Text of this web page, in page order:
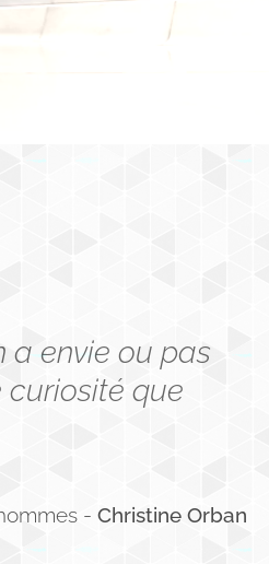
a envie ou pas
que
- Christine Orban